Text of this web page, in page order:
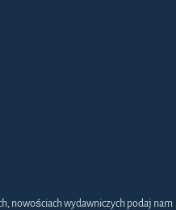
nowościach wydawniczych podaj nam